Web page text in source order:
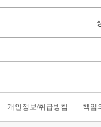
개인정보/취급방침 책임